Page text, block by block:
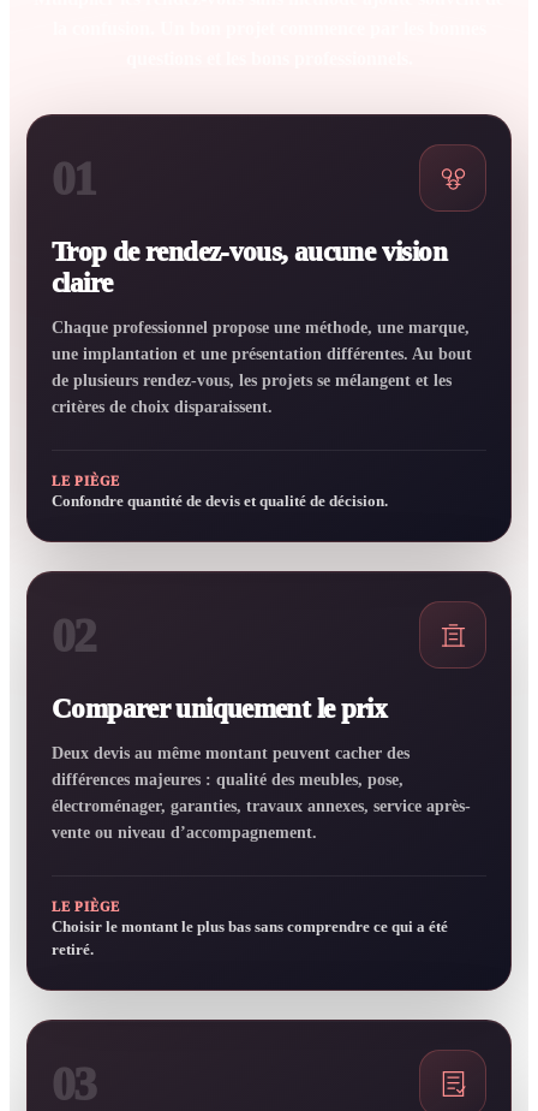
01
Trop de rendez-vous, aucune vision
claire
Chaque professionnel propose une méthode, une marque,
une implantation et une présentation différentes. Au bout
de plusieurs rendez-vous, les projets se mélangent et les
critères de choix disparaissent.
LE PIÈGE
Confondre quantité de devis et qualité de décision.
02
Comparer uniquement le prix
Deux devis au même montant peuvent cacher des
différences majeures : qualité des meubles, pose,
électroménager, garanties, travaux annexes, service après-
vente ou niveau d’accompagnement.
LE PIÈGE
Choisir le montant le plus bas sans comprendre ce qui a été
retiré.
03